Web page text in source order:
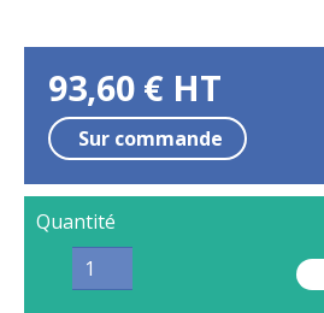
93,60 € HT
Sur commande
Quantité